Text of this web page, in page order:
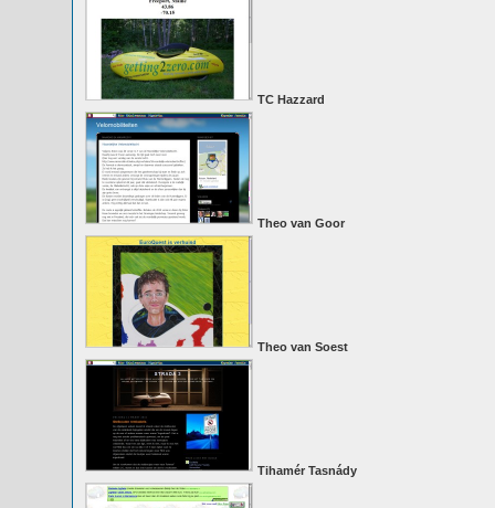
TC Hazzard
Theo van Goor
Theo van Soest
Tihamér Tasnády